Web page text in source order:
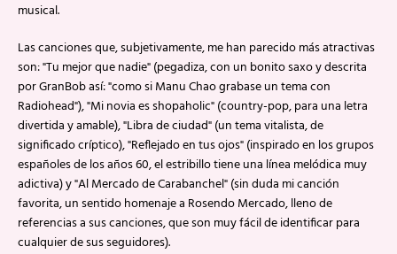
musical.
Las canciones que, subjetivamente, me han parecido más atractivas
son: "Tu mejor que nadie" (pegadiza, con un bonito saxo y descrita
por GranBob así: "como si Manu Chao grabase un tema con
Radiohead"), "Mi novia es shopaholic" (country-pop, para una letra
divertida y amable), "Libra de ciudad" (un tema vitalista, de
significado críptico), "Reflejado en tus ojos" (inspirado en los grupos
españoles de los años 60, el estribillo tiene una línea melódica muy
adictiva) y "Al Mercado de Carabanchel" (sin duda mi canción
favorita, un sentido homenaje a Rosendo Mercado, lleno de
referencias a sus canciones, que son muy fácil de identificar para
cualquier de sus seguidores).